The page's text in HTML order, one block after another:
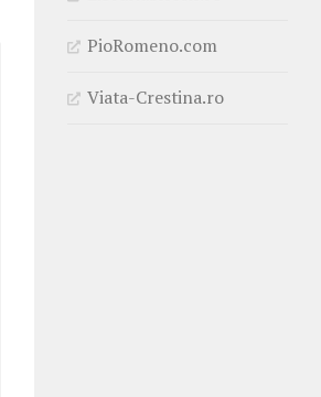
PioRomeno.com
Viata-Crestina.ro